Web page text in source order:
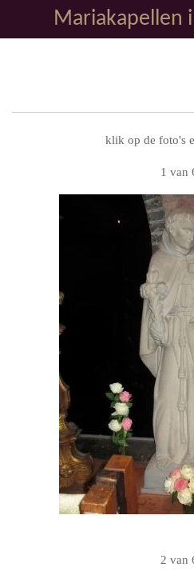
direct
Mariakapellen
klik op de foto's
1 van
2 van